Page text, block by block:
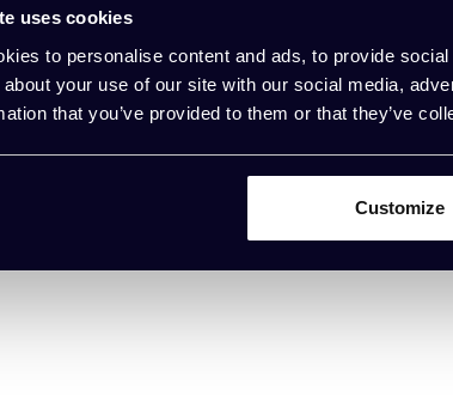
uses cookies
to personalise content and ads, to provide
about your use of our site with our social media,
that you’ve provided to them or that they’ve
Customize